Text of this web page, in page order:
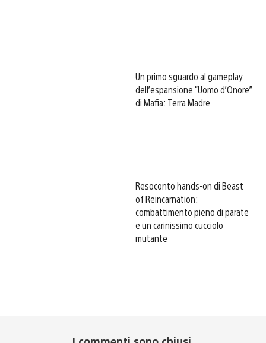
Un primo sguardo al gameplay
dell’espansione “Uomo d’Onore”
di Mafia: Terra Madre
Resoconto hands-on di Beast
of Reincarnation:
combattimento pieno di parate
e un carinissimo cucciolo
mutante